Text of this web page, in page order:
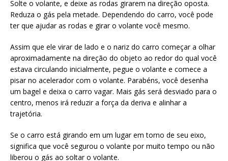
Solte o volante, e deixe as rodas girarem na direção oposta.
Reduza o gás pela metade. Dependendo do carro, você pode
ter que ajudar as rodas e girar o volante você mesmo.
Assim que ele virar de lado e o nariz do carro começar a olhar
aproximadamente na direção do objeto ao redor do qual você
estava circulando inicialmente, pegue o volante e comece a
pisar no acelerador com o volante. Parabéns, você desenha
um bagel e deixa o carro vagar. Mais gás será desviado para o
centro, menos irá reduzir a força da deriva e alinhar a
trajetória.
Se o carro está girando em um lugar em torno de seu eixo,
significa que você segurou o volante por muito tempo ou não
liberou o gás ao soltar o volante.